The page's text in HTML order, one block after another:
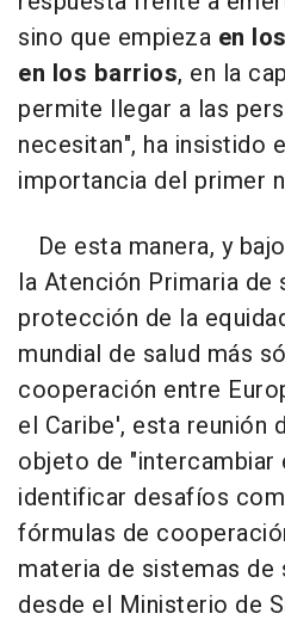
sino que empieza en
en los barrios, en la
permite llegar a las
necesitan", ha insistido
importancia del primer
De esta manera, y
la Atención Primaria de
protección de la
mundial de salud más
cooperación entre
el Caribe', esta reunión
objeto de "intercambiar
identificar desafíos
fórmulas de
materia de sistemas de
desde el Ministerio de